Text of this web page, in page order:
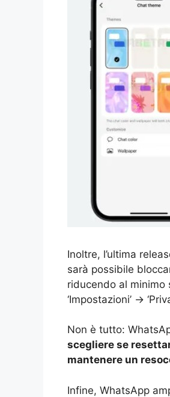
Inoltre, l’ultima
sarà possibile
riducendo al
‘Impostazioni’ →
Non è tutto:
scegliere se
mantenere un
Infine, WhatsApp